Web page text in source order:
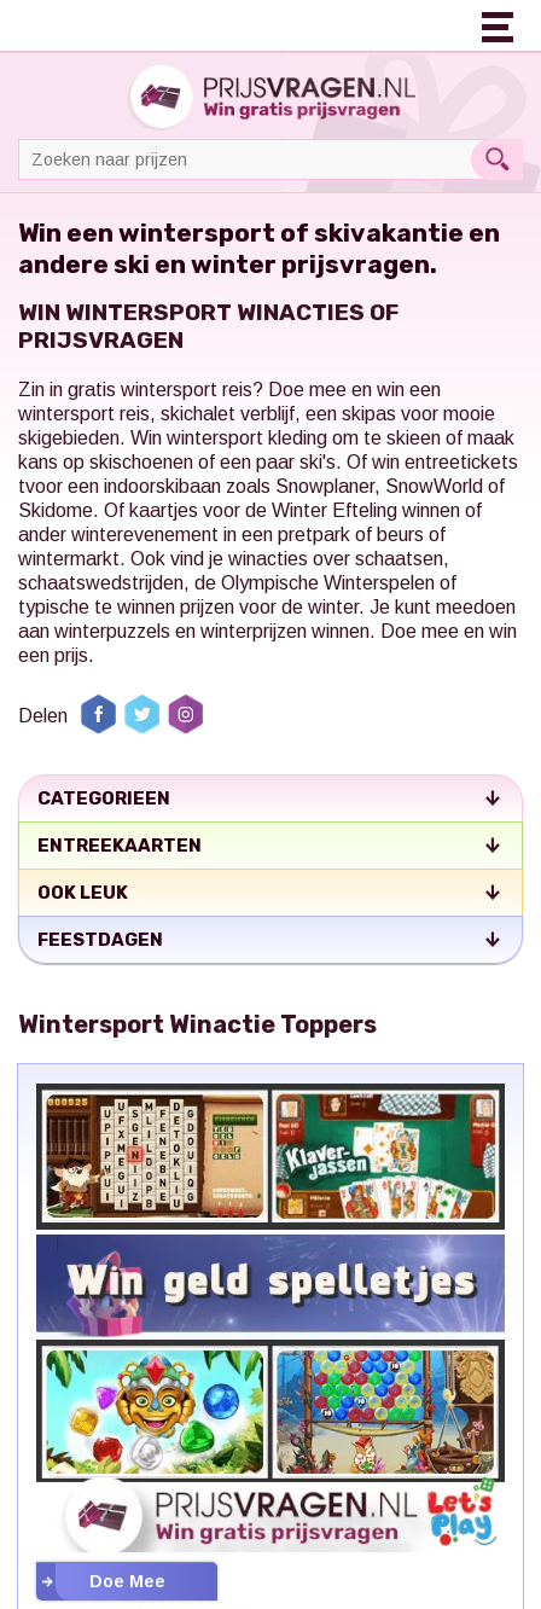
Win een wintersport of skivakantie en
andere ski en winter prijsvragen.
WIN WINTERSPORT WINACTIES OF
PRIJSVRAGEN
Zin in gratis wintersport reis? Doe mee en win een
wintersport reis, skichalet verblijf, een skipas voor mooie
skigebieden. Win wintersport kleding om te skieen of maak
kans op skischoenen of een paar ski's. Of win entreetickets
tvoor een indoorskibaan zoals Snowplaner, SnowWorld of
Skidome. Of kaartjes voor de Winter Efteling winnen of
ander winterevenement in een pretpark of beurs of
wintermarkt. Ook vind je winacties over schaatsen,
schaatswedstrijden, de Olympische Winterspelen of
typische te winnen prijzen voor de winter. Je kunt meedoen
aan winterpuzzels en winterprijzen winnen. Doe mee en win
een prijs.
Delen
CATEGORIEEN
ENTREEKAARTEN
OOK LEUK
FEESTDAGEN
Wintersport Winactie Toppers
Doe Mee